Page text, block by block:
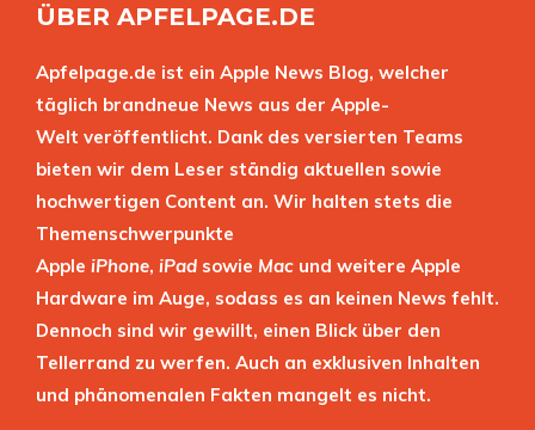
ÜBER APFELPAGE.DE
Apfelpage.de ist ein Apple News Blog, welcher
täglich brandneue News aus der Apple-
Welt veröffentlicht. Dank des versierten Teams
bieten wir dem Leser ständig aktuellen sowie
hochwertigen Content an. Wir halten stets die
Themenschwerpunkte
Apple iPhone, iPad sowie Mac und weitere Apple
Hardware im Auge, sodass es an keinen News fehlt.
Dennoch sind wir gewillt, einen Blick über den
Tellerrand zu werfen. Auch an exklusiven Inhalten
und phänomenalen Fakten mangelt es nicht.